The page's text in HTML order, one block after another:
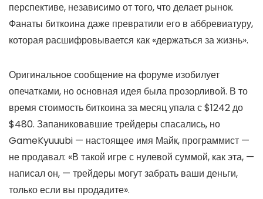
перспективе, независимо от того, что делает рынок.
Фанаты биткоина даже превратили его в аббревиатуру,
которая расшифровывается как «держаться за жизнь».
Оригинальное сообщение на форуме изобилует
опечатками, но основная идея была прозорливой. В то
время стоимость биткоина за месяц упала с $1242 до
$480. Запаниковавшие трейдеры спасались, но
GameKyuuubi — настоящее имя Майк, программист —
не продавал: «В такой игре с нулевой суммой, как эта, —
написал он, — трейдеры могут забрать ваши деньги,
только если вы продадите».